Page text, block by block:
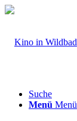
Suche
Menü Menü